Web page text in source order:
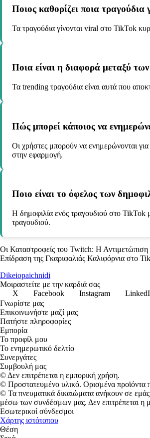
Ποιος καθορίζει ποια
Τα τραγούδια γίνονται viral στο TikTok
Ποια είναι η διαφορά μεταξύ
Τα trending τραγούδια είναι αυτά που
Πώς μπορεί κάποιος να
Οι χρήστες μπορούν να ενημερώνονται
στην εφαρμογή.
Ποιο είναι το όφελος των
Η δημοφιλία ενός τραγουδιού στο TikTok
τραγουδιού.
Οι Καταστροφείς του Twitch: Η
Επίδραση της Γκαριφαλιάς Καλιφόρνια στο
Dikeiopaichnidi
Μοιραστείτε με την καρδιά σας
X
Facebook Instagram
Γνωρίστε μας
Επικοινωνήστε μαζί μας
Πατήστε πληροφορίες
Εμπορία
Το προφίλ μου
Το ενημερωτικό δελτίο
Συνεργάτες
Συμβουλή μας
© Δεν επιτρέπεται η εμπορική χρήση.
© Προστατευμένο υλικό. Ορισμένα προϊόντα
© Τα πνευματικά δικαιώματα ανήκουν σε εμάς
μέσω των συνδέσμων μας. Δεν επιτρέπεται η
Εσωτερικοί σύνδεσμοι
Χάρτης ιστότοπου
Θέση